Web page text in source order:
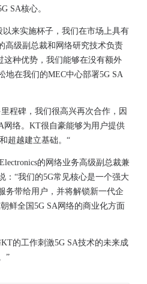
SA核心。
以来实施杯子，我们在市场上具有
高级副总裁和网络研究技术负责
这种优势，我们能够在没有额外
地在我们的MEC中心部署5G SA
程碑，我们很高兴再次合作，因
网络。KT很自豪能够为用户提供
超越建立基础。“
的网络业务高级副总裁兼
：“我们的5G常见核心是一个强大
务带给用户，并将解锁新一代企
鲜全国5G SA网络的商业化方面
的工作刺激5G SA技术的未来成
”